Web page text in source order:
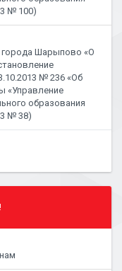
№ 100)
города Шарыпово «О
№ 236 «Об
«Управление
образования
№ 38)